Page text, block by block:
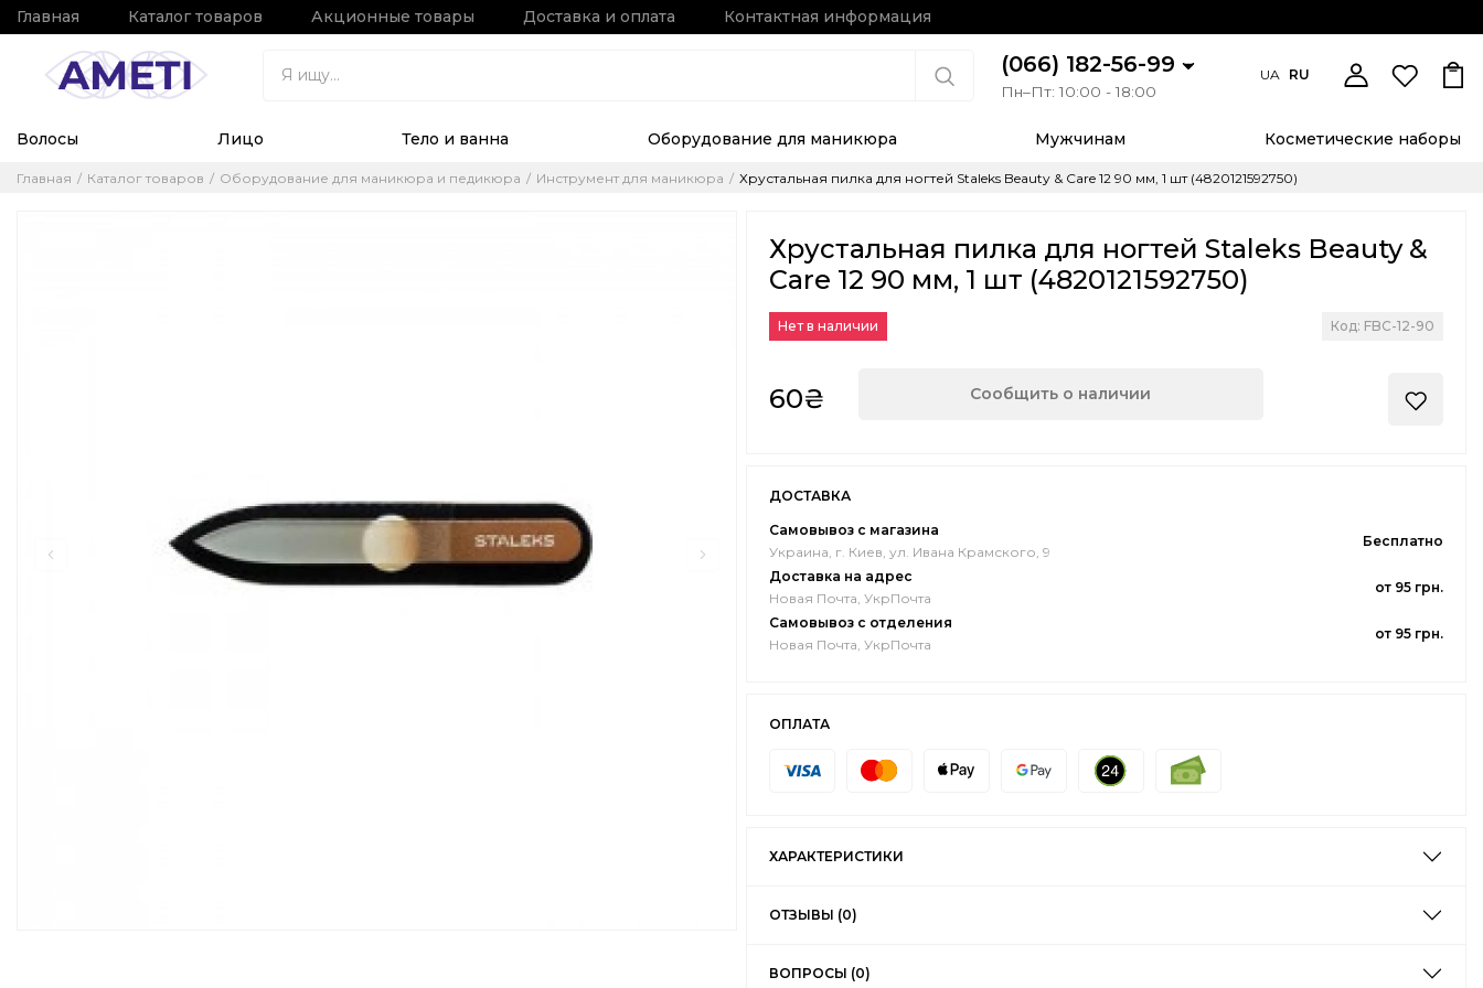
Главная Каталог товаров Акционные товары Доставка и оплата Контактная информация
(066) 182-56-99
Пн–Пт: 10:00 - 18:00
UA RU
Волосы Лицо Тело и ванна Оборудование для маникюра Мужчинам Косметические наборы
Главная Каталог товаров Оборудование для маникюра и педикюра Инструмент для маникюра Хрустальная пилка для ногтей Staleks Beauty & Care 12 90 мм, 1 шт (4820121592750)
Хрустальная пилка для ногтей Staleks Beauty &
Care 12 90 мм, 1 шт (4820121592750)
Нет в наличии Код: FBC-12-90
60₴ Сообщить о наличии
ДОСТАВКА
Самовывоз с магазина
Украина, г. Киев, ул. Ивана Крамского, 9
Бесплатно
Доставка на адрес
Новая Почта, УкрПочта
от 95 грн.
Самовывоз с отделения
Новая Почта, УкрПочта
от 95 грн.
ОПЛАТА
ХАРАКТЕРИСТИКИ
ОТЗЫВЫ (0)
ВОПРОСЫ (0)